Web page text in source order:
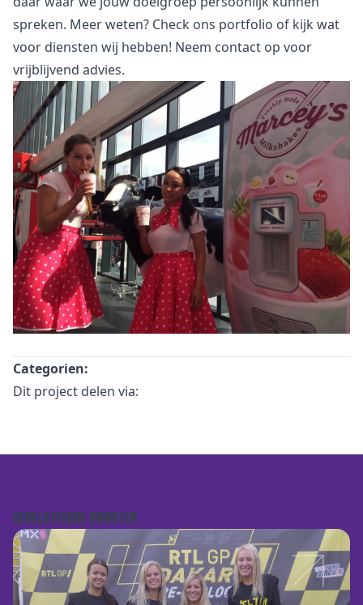
spreken. Meer weten? Check ons portfolio of kijk wat
voor diensten wij hebben! Neem contact op voor
vrijblijvend advies.
Categorien:
Dit project delen via:
GERELATEERDE DIENSTEN